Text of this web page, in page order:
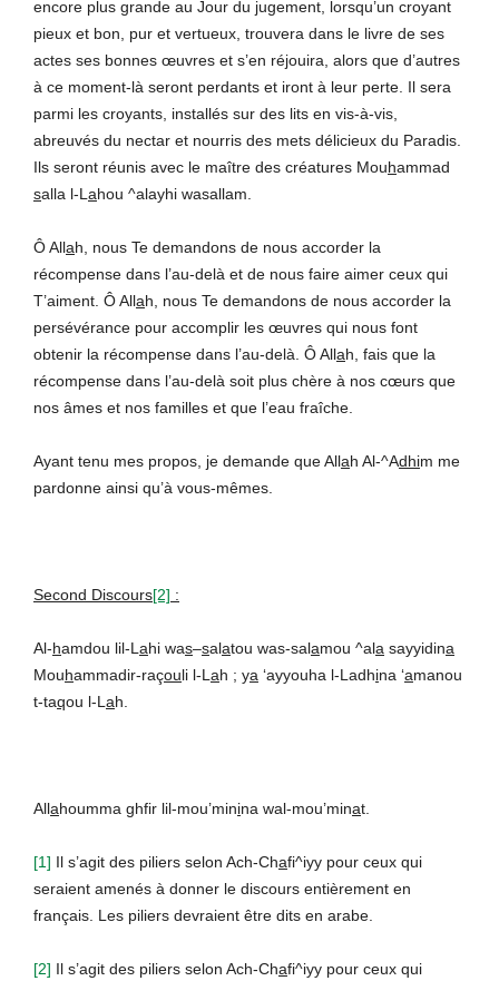
encore plus grande au Jour du jugement, lorsqu’un croyant
pieux et bon, pur et vertueux, trouvera dans le livre de ses
actes ses bonnes œuvres et s’en réjouira, alors que d’autres
à ce moment-là seront perdants et iront à leur perte. Il sera
parmi les croyants, installés sur des lits en vis-à-vis,
abreuvés du nectar et nourris des mets délicieux du Paradis.
Ils seront réunis avec le maître des créatures Mouhammad
salla l-Lahou ^alayhi wasallam.
Ô Allah, nous Te demandons de nous accorder la
récompense dans l’au-delà et de nous faire aimer ceux qui
T’aiment. Ô Allah, nous Te demandons de nous accorder la
persévérance pour accomplir les œuvres qui nous font
obtenir la récompense dans l’au-delà. Ô Allah, fais que la
récompense dans l’au-delà soit plus chère à nos cœurs que
nos âmes et nos familles et que l’eau fraîche.
Ayant tenu mes propos, je demande que Allah Al-^Adhim me
pardonne ainsi qu’à vous-mêmes.
Second Discours[2] :
Al-hamdou lil-Lahi was–salatou was-salamou ^ala sayyidina
Mouhammadir-raçouli l-Lah ; ya ‘ayyouha l-Ladhina ‘amanou
t-taqou l-Lah.
Allahoumma ghfir lil-mou’minina wal-mou’minat.
[1] Il s’agit des piliers selon Ach-Chafi^iyy pour ceux qui
seraient amenés à donner le discours entièrement en
français. Les piliers devraient être dits en arabe.
[2] Il s’agit des piliers selon Ach-Chafi^iyy pour ceux qui